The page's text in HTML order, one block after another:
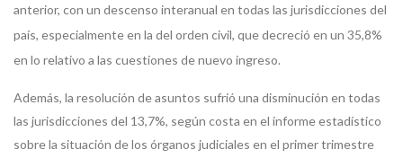
anterior, con un descenso interanual en todas las jurisdicciones del
país, especialmente en la del orden civil, que decreció en un 35,8%
en lo relativo a las cuestiones de nuevo ingreso.
Además, la resolución de asuntos sufrió una disminución en todas
las jurisdicciones del 13,7%, según costa en el informe estadístico
sobre la situación de los órganos judiciales en el primer trimestre